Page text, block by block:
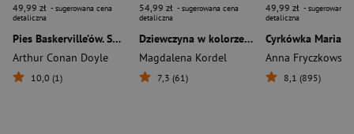
49,99 zł - sugerowana cena
detaliczna
Pies Baskerville’ów. Sherlock Holmes
Arthur Conan Doyle
10,0 (1)
54,99 zł - sugerowana cena
detaliczna
Dziewczyna w kolorze nadziei
Magdalena Kordel
7,3 (61)
49,99 zł - sugerowana
detaliczna
Cyrkówka
Anna Fryczkowska
8,1 (895)